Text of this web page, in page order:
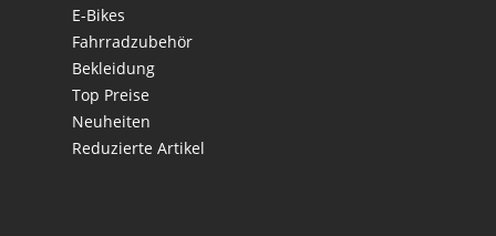
E-Bikes
Fahrradzubehör
Bekleidung
Top Preise
Neuheiten
Reduzierte Artikel